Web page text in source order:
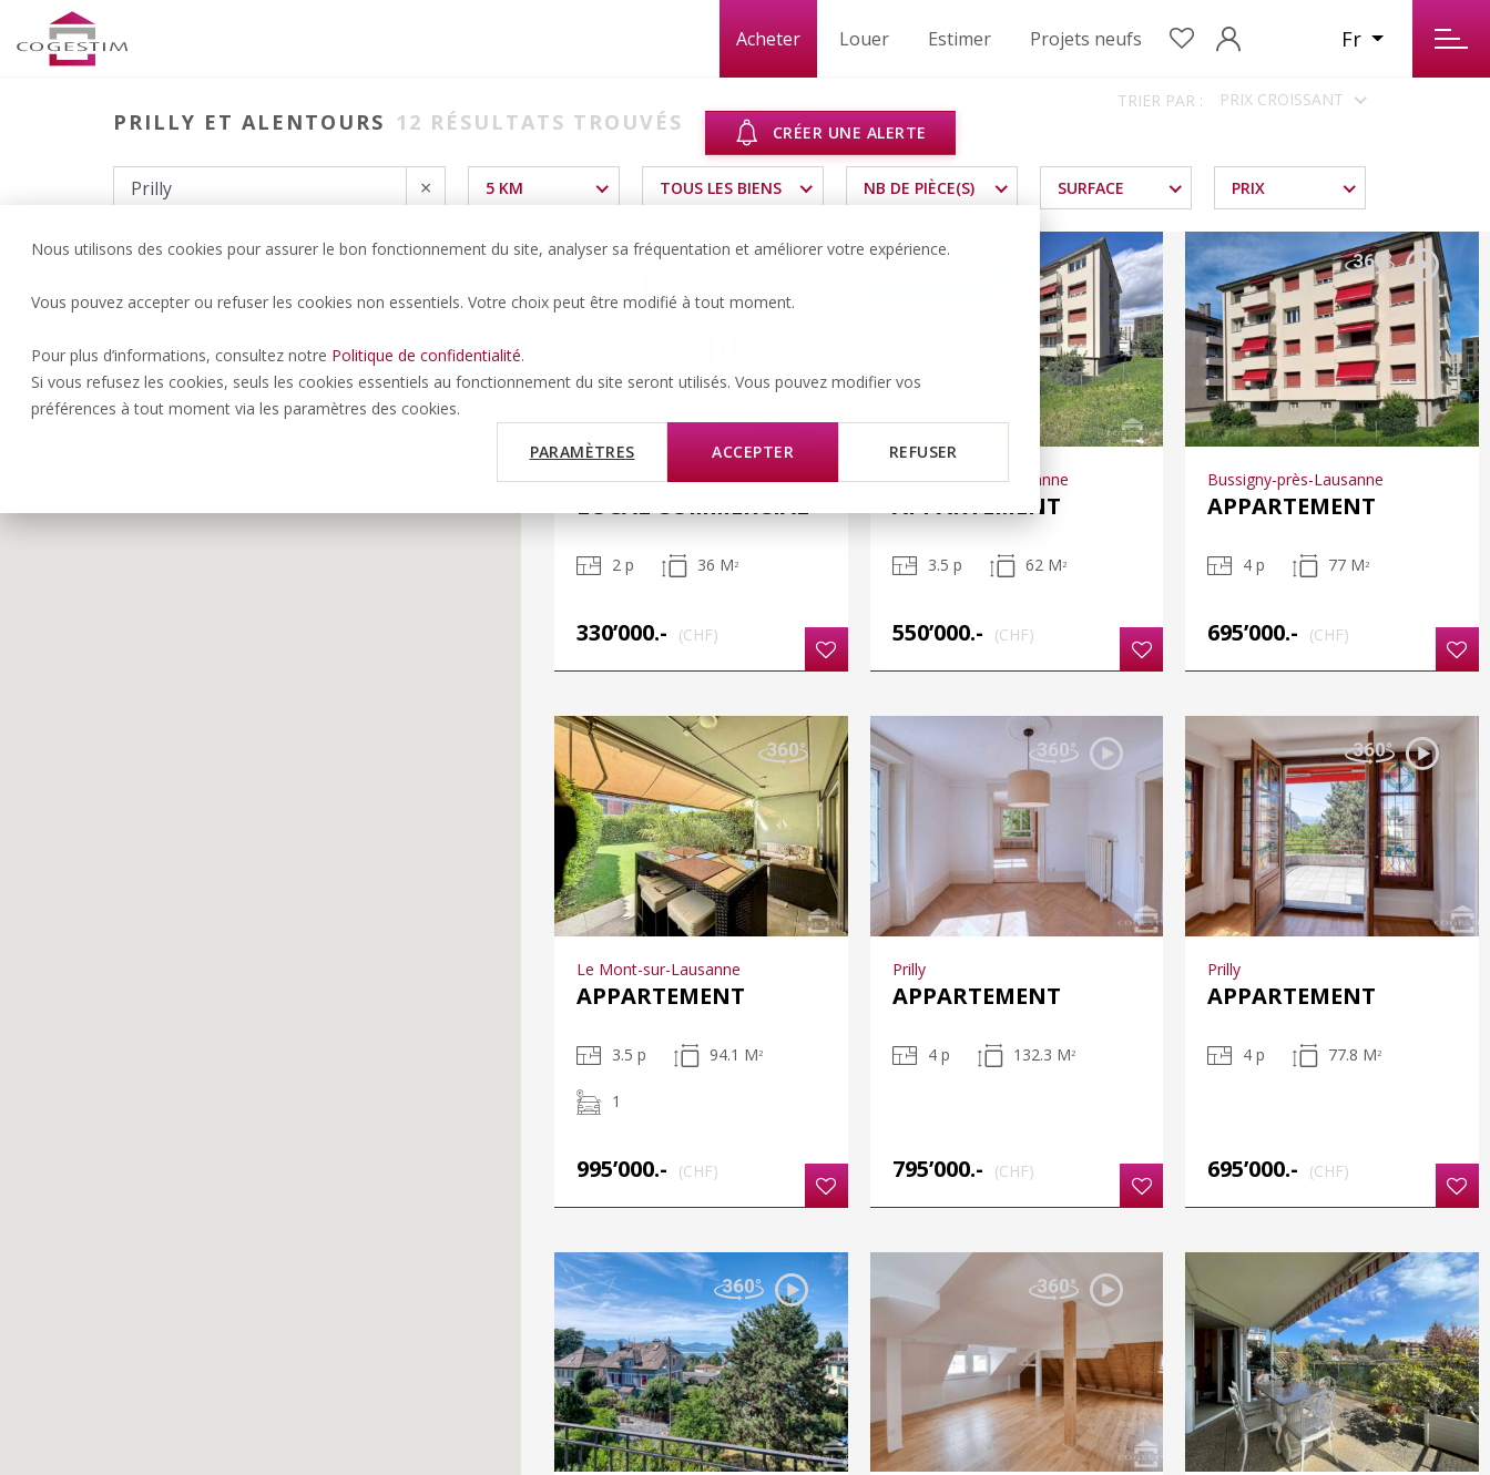
Nous utilisons des cookies pour assurer le bon fonctionnement du site, analyser sa fréquentation et améliorer votre expérience.
Vous pouvez accepter ou refuser les cookies non essentiels. Votre choix peut être modifié à tout moment.
Pour plus d’informations, consultez notre Politique de confidentialité.
Si vous refusez les cookies, seuls les cookies essentiels au fonctionnement du site seront utilisés. Vous pouvez modifier vos
préférences à tout moment via les paramètres des cookies.
PARAMÈTRES ACCEPTER REFUSER
Acheter Louer Estimer Projets neufs Fr
PRILLY ET ALENTOURS 12 RÉSULTATS TROUVÉS CRÉER UNE ALERTE
TRIER PAR : PRIX CROISSANT
× 5 KM TOUS LES BIENS NB DE PIÈCE(S) SURFACE PRIX
Crissier
LOCAL COMMERCIAL
2 p 36 M2
330’000.- (CHF)
Bussigny-près-Lausanne
APPARTEMENT
3.5 p 62 M 2
550’000.- (CHF)
Bussigny-près-Lausanne
APPARTEMENT
4 p 77 M2
695’000.- (CHF)
Le Mont-sur-Lausanne
APPARTEMENT
3.5 p 94.1 M2
1
995’000.- (CHF)
Prilly
APPARTEMENT
4 p 132.3 M 2
795’000.- (CHF)
Prilly
APPARTEMENT
4 p 77.8 M2
695’000.- (CHF)